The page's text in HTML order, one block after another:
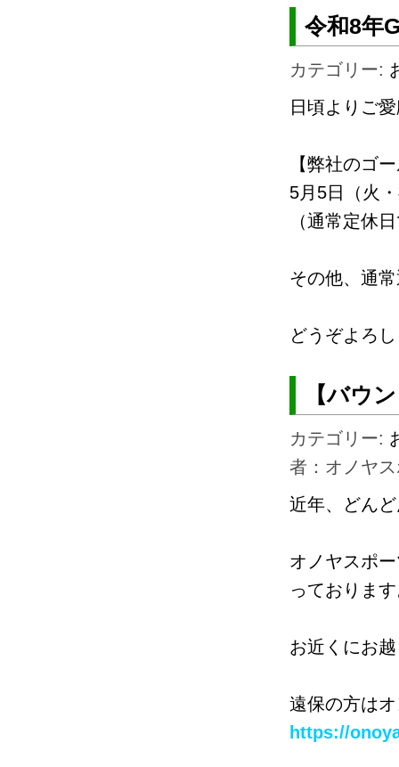
令和8年
カテゴリー:
日頃よりご
【弊社のゴ
5月5日（火
（通常定休
その他、通
どうぞよろ
【バウ
カテゴリー:
者：オノヤ
近年、どん
オノヤスポ
っておりま
お近くにお
遠保の方は
https://